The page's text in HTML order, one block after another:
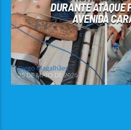
DURANTE ATAQUE
AVENIDA
Diego Magalhães
25 DE MAIO DE 2026